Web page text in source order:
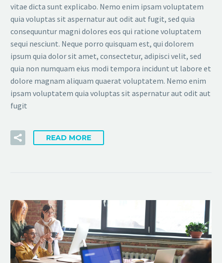
vitae dicta sunt explicabo. Nemo enim ipsam voluptatem
quia voluptas sit aspernatur aut odit aut fugit, sed quia
consequuntur magni dolores eos qui ratione voluptatem
sequi nesciunt. Neque porro quisquam est, qui dolorem
ipsum quia dolor sit amet, consectetur, adipisci velit, sed
quia non numquam eius modi tempora incidunt ut labore et
dolore magnam aliquam quaerat voluptatem. Nemo enim
ipsam voluptatem quia voluptas sit aspernatur aut odit aut
fugit
READ MORE